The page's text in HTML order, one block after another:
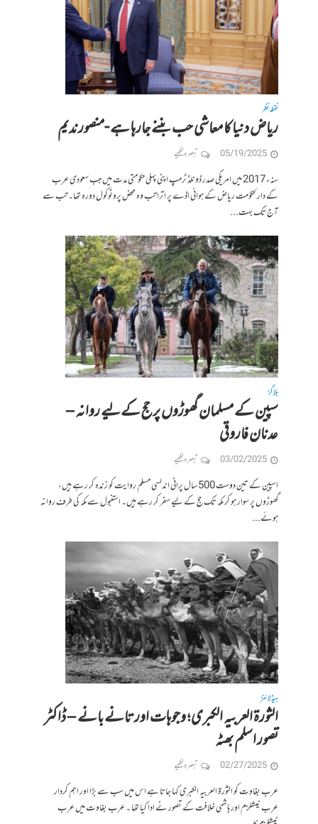
نقطہ نظر
ریاض دنیا کا معاشی حب بننے جارہا ہے -منصور ندیم
05/19/2025 تبصرہ لکھیے
سنہء 2017 میں امریکی صدر ڈونلڈ ٹرمپ اپنی پہلی حکومتی مدت میں جب سعودی عرب
کے دارلحکومت ریاض کے ہوائی اڈے پر اترا تب وہ محض پروٹوکول دورہ تھا۔ تب سے
آج تک بہت...
بلاگز
سپین کے مسلمان گھوڑوں پر حج کےلیے روانہ –
عدنان فاروقی
03/02/2025 تبصرہ لکھیے
اسپین کے تین دوست 500 سال پرانی اندلسی مسلم روایت کو زندہ کر رہے ہیں،
گھوڑوں پر سوار ہو کر مکہ تک حج کے لیے سفر کر رہے ہیں۔ استنبول سے مکہ کی طرف روانہ
ہوئے...
ہیڈلائنز
الثورۃ العربیہ الکبری؛ وجوہات اور تانے بانے – ڈاکٹر
تصور اسلم بھٹہ
02/27/2025 تبصرہ لکھیے
عرب بغاوت کو الثورۃ العربیہ الکبری کہا جاتا ہے اس میں سب سے بڑا اور اہم کردار
عرب نیشلزم اور ہاشمی خلافت کے تصور نے ادا کیا تھا ۔ عرب بغاوت میں عرب